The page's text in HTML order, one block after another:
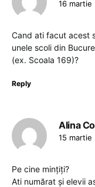
16 martie
Cand ati facut acest
unele scoli din
(ex. Scoala 169)?
Reply
Alina
15 martie
Pe cine mințiți?
Ati numărat și elevii